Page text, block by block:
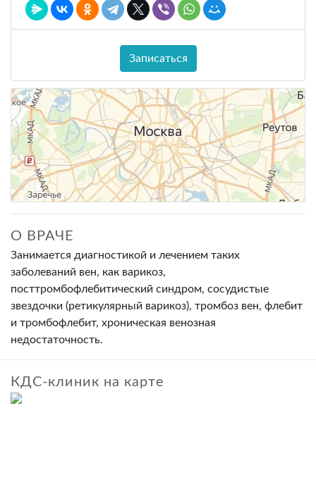
Записаться
О ВРАЧЕ
Занимается диагностикой и лечением таких
заболеваний вен, как варикоз,
посттромбофлебитический синдром, сосудистые
звездочки (ретикулярный варикоз), тромбоз вен, флебит
и тромбофлебит, хроническая венозная
недостаточность.
КДС-клиник на карте